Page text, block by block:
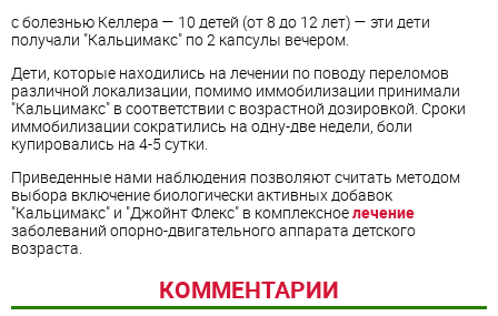
с болезнью Келлера — 10 детей (от 8 до 12 лет) — эти дети
получали "Кальцимакс" по 2 капсулы вечером.
Дети, которые находились на лечении по поводу переломов
различной локализации, помимо иммобилизации принимали
"Кальцимакс" в соответствии с возрастной дозировкой. Сроки
иммобилизации сократились на одну-две недели, боли
купировались на 4-5 сутки.
Приведенные нами наблюдения позволяют считать методом
выбора включение биологически активных добавок
"Кальцимакс" и "Джойнт Флекс" в комплексноелечение
заболеваний опорно-двигательного аппарата детского
возраста.
КОММЕНТАРИИ